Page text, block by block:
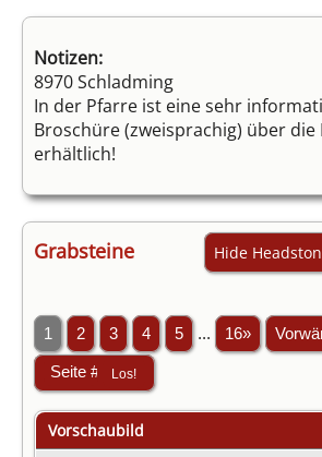
Notizen:
8970 Schladming
In der Pfarre ist eine sehr
Broschüre (zweisprachig) über
erhältlich!
Grabsteine Hide
1 2 3 4 5 ... 16»
Vorschaubild